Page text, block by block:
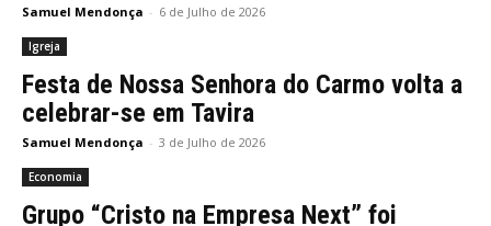
Samuel Mendonça - 6 de Julho de 2026
Igreja
Festa de Nossa Senhora do Carmo volta a
celebrar-se em Tavira
Samuel Mendonça - 3 de Julho de 2026
Economia
Grupo “Cristo na Empresa Next” foi